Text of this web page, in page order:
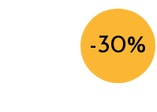
-30%